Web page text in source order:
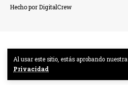
Al usar este sitio, estás aprobando nuestra
Privacidad
Hecho por DigitalCrew